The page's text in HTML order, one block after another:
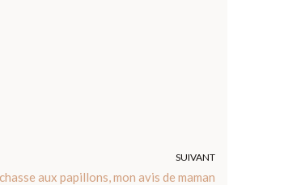
SUIVANT
aux papillons, mon avis de maman